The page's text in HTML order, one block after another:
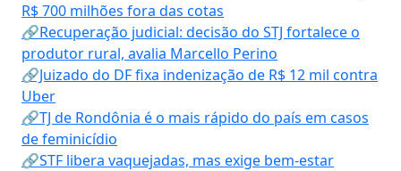
R$ 700 milhões fora das cotas
🔗Recuperação judicial: decisão do STJ fortalece o
produtor rural, avalia Marcello Perino
🔗Juizado do DF fixa indenização de R$ 12 mil contra
Uber
🔗TJ de Rondônia é o mais rápido do país em casos
de feminicídio
🔗STF libera vaquejadas, mas exige bem-estar